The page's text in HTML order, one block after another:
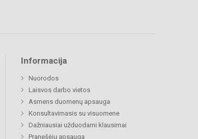
Informacija
Nuorodos
Laisvos darbo vietos
Asmens duomenų apsauga
Konsultavimasis su visuomene
Dažniausiai užduodami klausimai
Pranešėjų apsauga